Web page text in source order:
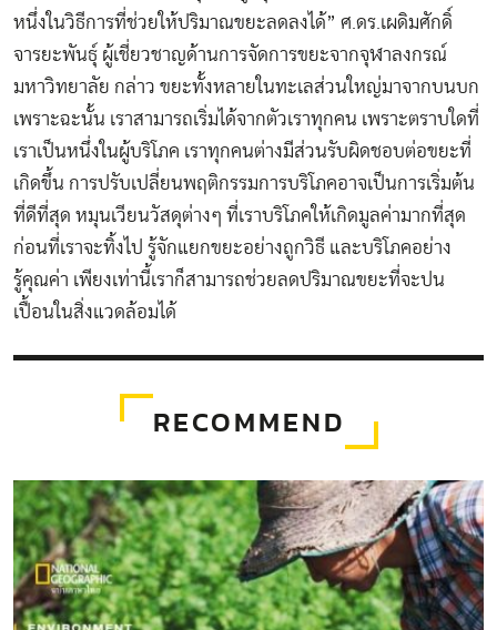
หนึ่งในวิธีการที่ช่วยให้ปริมาณขยะลดลงได้” ศ.ดร.เผดิมศักดิ์
จารยะพันธุ์ ผู้เชี่ยวชาญด้านการจัดการขยะจากจุฬาลงกรณ์
มหาวิทยาลัย กล่าว ขยะทั้งหลายในทะเลส่วนใหญ่มาจากบนบก
เพราะฉะนั้น เราสามารถเริ่มได้จากตัวเราทุกคน เพราะตราบใดที่
เราเป็นหนึ่งในผู้บริโภค เราทุกคนต่างมีส่วนรับผิดชอบต่อขยะที่
เกิดขึ้น การปรับเปลี่ยนพฤติกรรมการบริโภคอาจเป็นการเริ่มต้น
ที่ดีที่สุด หมุนเวียนวัสดุต่างๆ ที่เราบริโภคให้เกิดมูลค่ามากที่สุด
ก่อนที่เราจะทิ้งไป รู้จักแยกขยะอย่างถูกวิธี และบริโภคอย่าง
รู้คุณค่า เพียงเท่านี้เราก็สามารถช่วยลดปริมาณขยะที่จะปน
เปื้อนในสิ่งแวดล้อมได้
RECOMMEND